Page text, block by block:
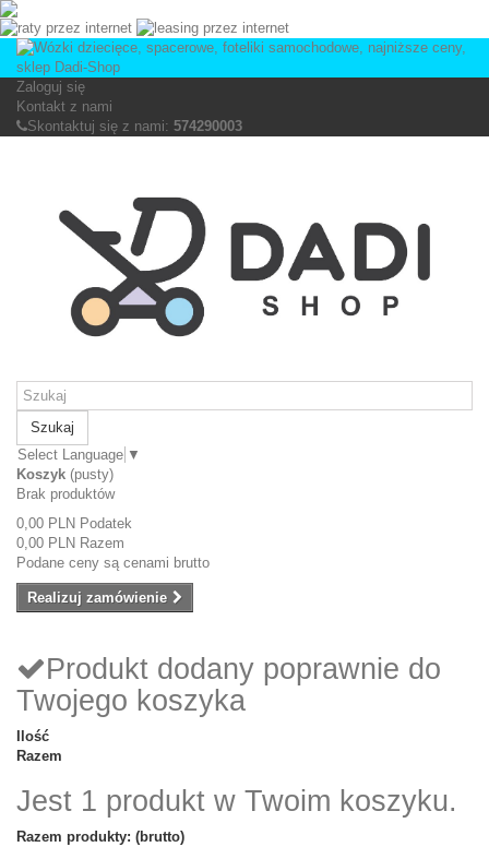
Zaloguj się
Kontakt z nami
Skontaktuj się z nami: 574290003
Szukaj
Select Language ▼
Koszyk (pusty)
Brak produktów
0,00 PLN Podatek
0,00 PLN Razem
Podane ceny są cenami brutto
Realizuj zamówienie
Produkt dodany poprawnie do
Twojego koszyka
Ilość
Razem
Jest 1 produkt w Twoim koszyku.
Razem produkty: (brutto)